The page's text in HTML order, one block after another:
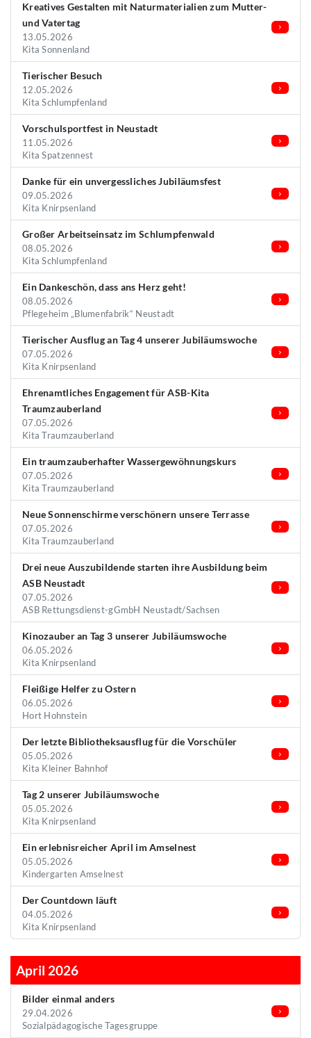
Kreatives Gestalten mit Naturmaterialien zum Mutter-
und Vatertag
13.05.2026
Kita Sonnenland
Tierischer Besuch
12.05.2026
Kita Schlumpfenland
Vorschulsportfest in Neustadt
11.05.2026
Kita Spatzennest
Danke für ein unvergessliches Jubiläumsfest
09.05.2026
Kita Knirpsenland
Großer Arbeitseinsatz im Schlumpfenwald
08.05.2026
Kita Schlumpfenland
Ein Dankeschön, dass ans Herz geht!
08.05.2026
Pflegeheim „Blumenfabrik“ Neustadt
Tierischer Ausflug an Tag 4 unserer Jubiläumswoche
07.05.2026
Kita Knirpsenland
Ehrenamtliches Engagement für ASB-Kita
Traumzauberland
07.05.2026
Kita Traumzauberland
Ein traumzauberhafter Wassergewöhnungskurs
07.05.2026
Kita Traumzauberland
Neue Sonnenschirme verschönern unsere Terrasse
07.05.2026
Kita Traumzauberland
Drei neue Auszubildende starten ihre Ausbildung beim
ASB Neustadt
07.05.2026
ASB Rettungsdienst-gGmbH Neustadt/Sachsen
Kinozauber an Tag 3 unserer Jubiläumswoche
06.05.2026
Kita Knirpsenland
Fleißige Helfer zu Ostern
06.05.2026
Hort Hohnstein
Der letzte Bibliotheksausflug für die Vorschüler
05.05.2026
Kita Kleiner Bahnhof
Tag 2 unserer Jubiläumswoche
05.05.2026
Kita Knirpsenland
Ein erlebnisreicher April im Amselnest
05.05.2026
Kindergarten Amselnest
Der Countdown läuft
04.05.2026
Kita Knirpsenland
April 2026
Bilder einmal anders
29.04.2026
Sozialpädagogische Tagesgruppe